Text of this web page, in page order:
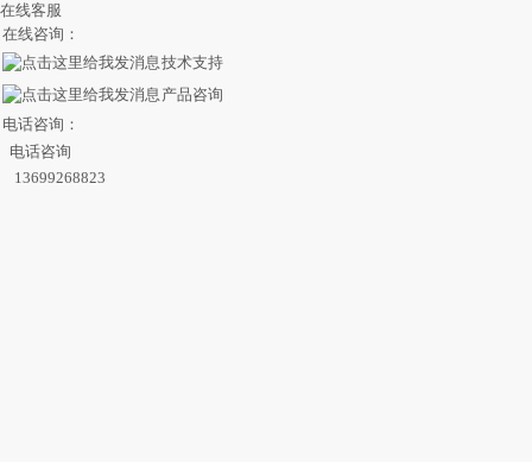
在线客服
在线咨询：
技术支持
产品咨询
电话咨询：
电话咨询
13699268823